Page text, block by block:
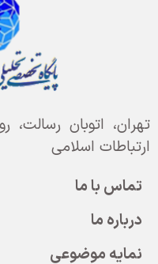
تهران، اتوبان
ارتباطات اسلامی
تماس با ما
درباره ما
نمایه موضوعی